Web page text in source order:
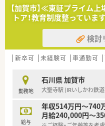
【加賀市】≪東証プライム
トア！教育制度整っています
検討
新卒可 未経験可 車通勤可
勤務地
石川県 加賀市
大聖寺駅 (IRいしかわ鉄
給与
年収514万円～740
月給240,000円～